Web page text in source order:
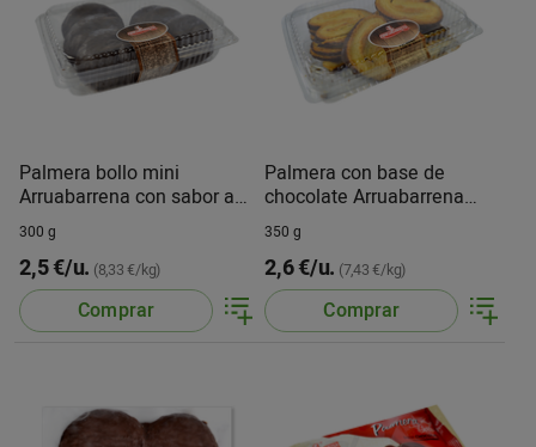
Palmera bollo mini
Arruabarrena con sabor a
chocolate
300 g
2,5 €/u. (8,33 €/kg)
Comprar
Palmera con base de
chocolate Arruabarrena
paq. de 10 u.
350 g
2,6 €/u. (7,43 €/kg)
Comprar